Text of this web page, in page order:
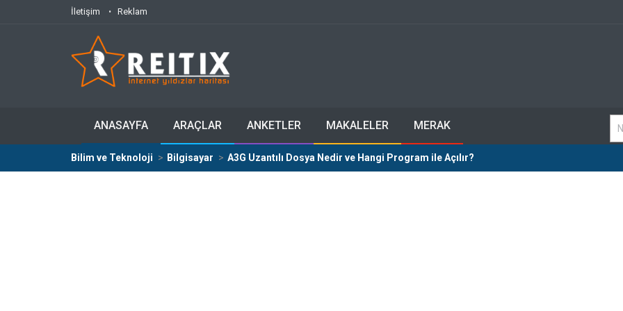
İletişim Reklam
ANASAYFA ARAÇLAR ANKETLER MAKALELER MERAK
Bilim ve Teknoloji Bilgisayar A3G Uzantılı Dosya Nedir ve Hangi Program ile Açılır?